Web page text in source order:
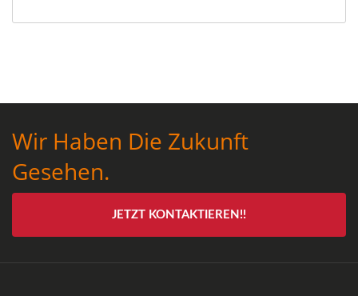
Wir Haben Die Zukunft
Gesehen.
JETZT KONTAKTIEREN!!